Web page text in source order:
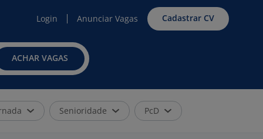
Login Anunciar Vagas Cadastrar CV
ACHAR VAGAS
Senioridade PcD